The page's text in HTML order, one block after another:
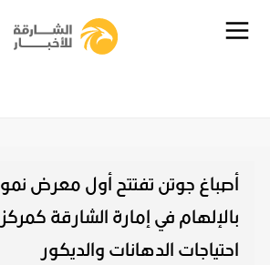
أصباغ جوتن تفتتح أول معرض
بالإلهام في إمارة الشارقة
احتياجات الدهانات والديكور